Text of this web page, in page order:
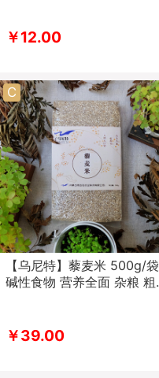
￥12.00
C
【乌尼特】藜麦米 500g/袋
碱性食物 营养全面 杂粮 粗
￥39.00